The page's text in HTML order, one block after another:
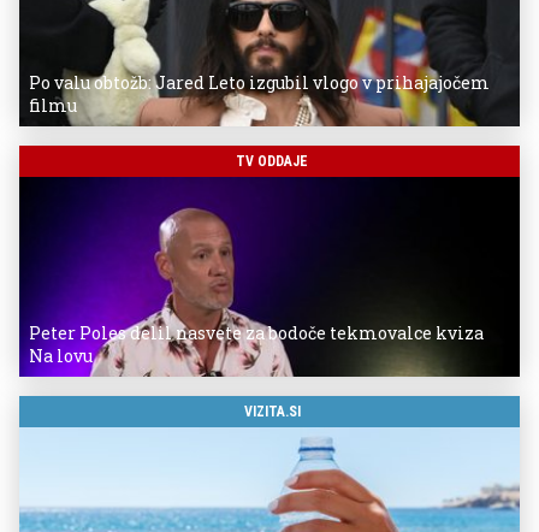
Po valu obtožb: Jared Leto izgubil vlogo v prihajajočem
filmu
TV ODDAJE
Peter Poles delil nasvete za bodoče tekmovalce kviza
Na lovu
VIZITA.SI